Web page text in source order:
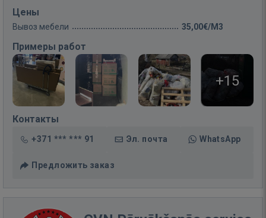
Цены
Вывоз мебели 35,00€/M3
Примеры работ
+15
Контакты
+371 *** *** 91 Эл. почта WhatsApp
Предложить заказ